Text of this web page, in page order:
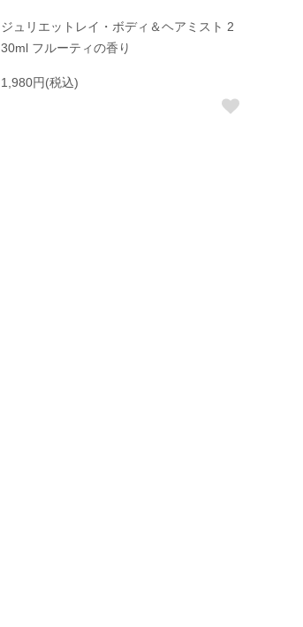
ジュリエットレイ・ボディ＆ヘアミスト 2
30ml フルーティの香り
1,980円(税込)